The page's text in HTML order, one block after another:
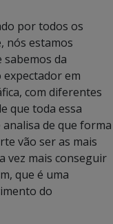
por todos os
nós estamos
da
em
com diferentes
que toda essa
de que forma
vão ser as mais
vez mais conseguir
que é uma
do